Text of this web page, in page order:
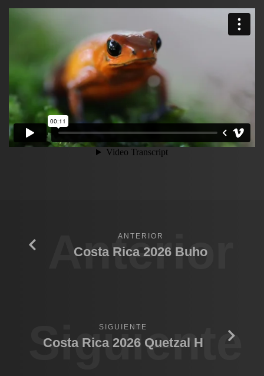
Anterior
ANTERIOR
Costa Rica 2026 Buho
Siguiente
SIGUIENTE
Costa Rica 2026 Quetzal H